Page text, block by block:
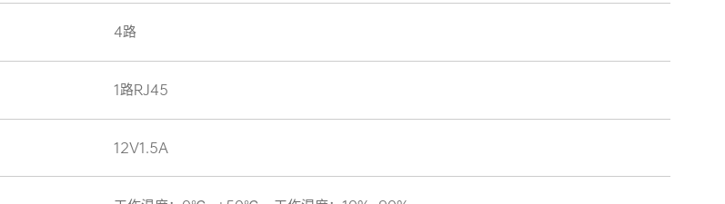
4路
1路RJ45
12V1.5A